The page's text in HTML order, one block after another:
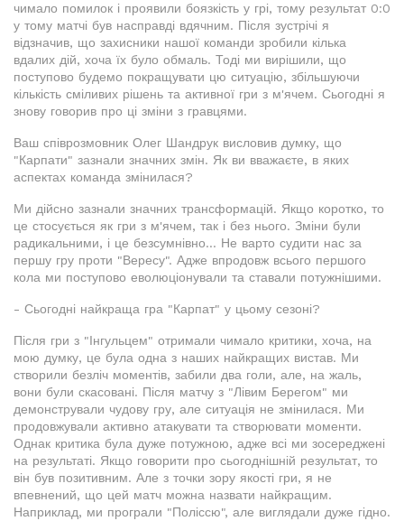
чимало помилок і проявили боязкість у грі, тому результат 0:0
у тому матчі був насправді вдячним. Після зустрічі я
відзначив, що захисники нашої команди зробили кілька
вдалих дій, хоча їх було обмаль. Тоді ми вирішили, що
поступово будемо покращувати цю ситуацію, збільшуючи
кількість сміливих рішень та активної гри з м'ячем. Сьогодні я
знову говорив про ці зміни з гравцями.
Ваш співрозмовник Олег Шандрук висловив думку, що
"Карпати" зазнали значних змін. Як ви вважаєте, в яких
аспектах команда змінилася?
Ми дійсно зазнали значних трансформацій. Якщо коротко, то
це стосується як гри з м'ячем, так і без нього. Зміни були
радикальними, і це безсумнівно... Не варто судити нас за
першу гру проти "Вересу". Адже впродовж всього першого
кола ми поступово еволюціонували та ставали потужнішими.
- Сьогодні найкраща гра "Карпат" у цьому сезоні?
Після гри з "Інгульцем" отримали чимало критики, хоча, на
мою думку, це була одна з наших найкращих вистав. Ми
створили безліч моментів, забили два голи, але, на жаль,
вони були скасовані. Після матчу з "Лівим Берегом" ми
демонстрували чудову гру, але ситуація не змінилася. Ми
продовжували активно атакувати та створювати моменти.
Однак критика була дуже потужною, адже всі ми зосереджені
на результаті. Якщо говорити про сьогоднішній результат, то
він був позитивним. Але з точки зору якості гри, я не
впевнений, що цей матч можна назвати найкращим.
Наприклад, ми програли "Поліссю", але виглядали дуже гідно.